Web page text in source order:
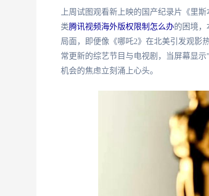
上周试图观看新上映的国产纪录片《里
类腾讯视频海外版权限制怎么办的困境，
局面，即便像《哪吒2》在北美引发观影
常更新的综艺节目与电视剧，当屏幕显
机会的焦虑立刻涌上心头。